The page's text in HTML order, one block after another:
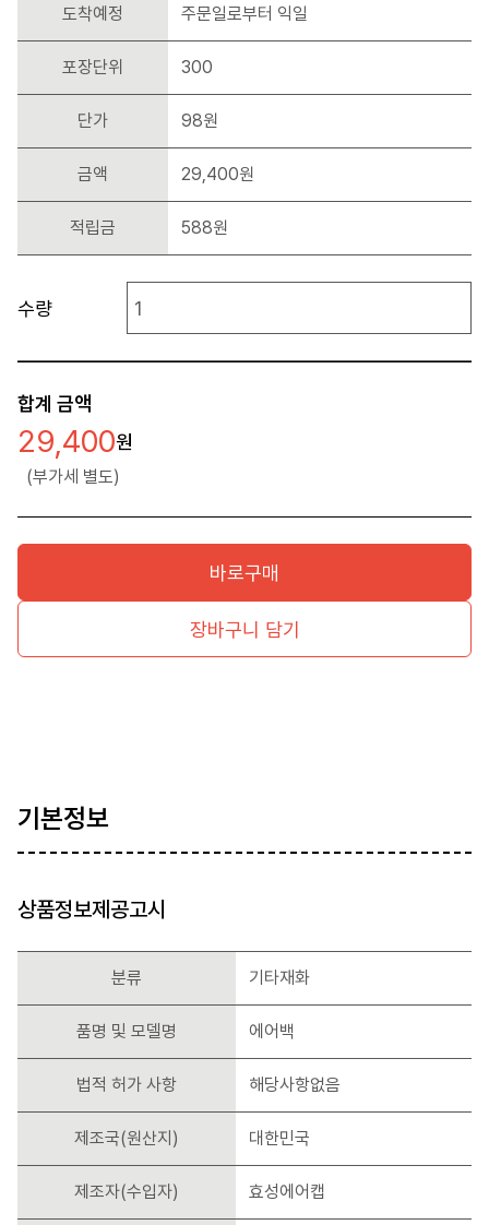
도착예정 주문일로부터 익일
포장단위 300
단가 98원
금액 29,400원
적립금 588원
수량
합계 금액
29,400
(부가세 별도)
바로구매
장바구니 담기
기본정보
상품정보제공고시
분류 기타재화
품명 및 모델명 에어백
법적 허가 사항 해당사항없음
제조국(원산지) 대한민국
제조자(수입자) 효성에어캡